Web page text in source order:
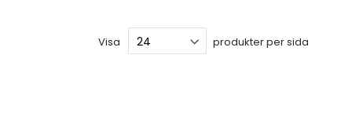
Visa produkter per sida